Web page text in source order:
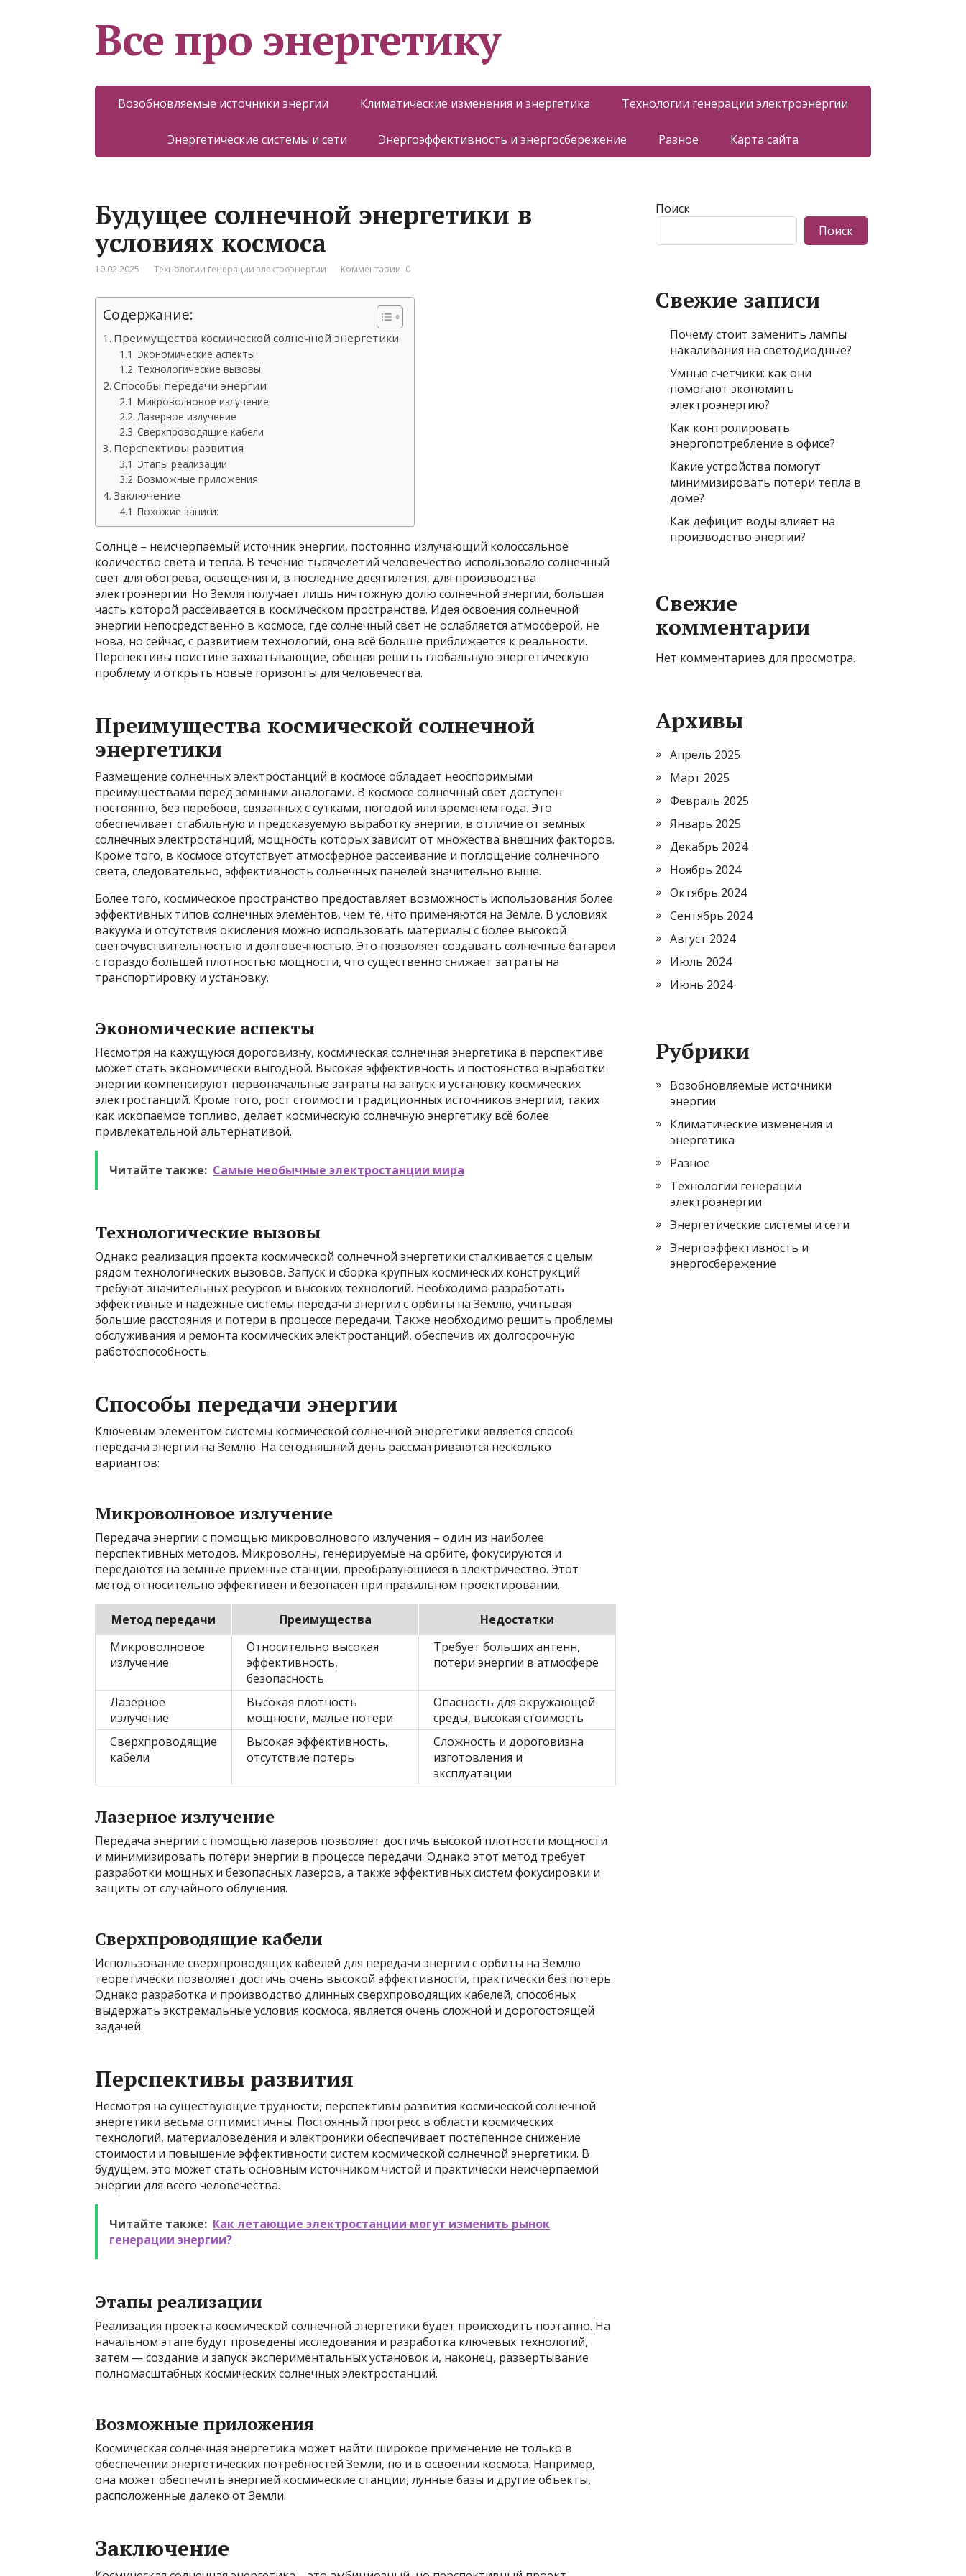
Все про энергетику
Возобновляемые источники энергии Климатические изменения и энергетика Технологии генерации электроэнергии
Энергетические системы и сети Энергоэффективность и энергосбережение Разное Карта сайта
Будущее солнечной энергетики в
условиях космоса
10.02.2025 Технологии генерации электроэнергии Комментарии: 0
Содержание:
Преимущества космической солнечной энергетики
Экономические аспекты
Технологические вызовы
Способы передачи энергии
Микроволновое излучение
Лазерное излучение
Сверхпроводящие кабели
Перспективы развития
Этапы реализации
Возможные приложения
Заключение
Похожие записи:
Солнце – неисчерпаемый источник энергии, постоянно излучающий колоссальное
количество света и тепла. В течение тысячелетий человечество использовало солнечный
свет для обогрева, освещения и, в последние десятилетия, для производства
электроэнергии. Но Земля получает лишь ничтожную долю солнечной энергии, большая
часть которой рассеивается в космическом пространстве. Идея освоения солнечной
энергии непосредственно в космосе, где солнечный свет не ослабляется атмосферой, не
нова, но сейчас, с развитием технологий, она всё больше приближается к реальности.
Перспективы поистине захватывающие, обещая решить глобальную энергетическую
проблему и открыть новые горизонты для человечества.
Преимущества космической солнечной
энергетики
Размещение солнечных электростанций в космосе обладает неоспоримыми
преимуществами перед земными аналогами. В космосе солнечный свет доступен
постоянно, без перебоев, связанных с сутками, погодой или временем года. Это
обеспечивает стабильную и предсказуемую выработку энергии, в отличие от земных
солнечных электростанций, мощность которых зависит от множества внешних факторов.
Кроме того, в космосе отсутствует атмосферное рассеивание и поглощение солнечного
света, следовательно, эффективность солнечных панелей значительно выше.
Более того, космическое пространство предоставляет возможность использования более
эффективных типов солнечных элементов, чем те, что применяются на Земле. В условиях
вакуума и отсутствия окисления можно использовать материалы с более высокой
светочувствительностью и долговечностью. Это позволяет создавать солнечные батареи
с гораздо большей плотностью мощности, что существенно снижает затраты на
транспортировку и установку.
Экономические аспекты
Несмотря на кажущуюся дороговизну, космическая солнечная энергетика в перспективе
может стать экономически выгодной. Высокая эффективность и постоянство выработки
энергии компенсируют первоначальные затраты на запуск и установку космических
электростанций. Кроме того, рост стоимости традиционных источников энергии, таких
как ископаемое топливо, делает космическую солнечную энергетику всё более
привлекательной альтернативой.
Читайте также: Самые необычные электростанции мира
Технологические вызовы
Однако реализация проекта космической солнечной энергетики сталкивается с целым
рядом технологических вызовов. Запуск и сборка крупных космических конструкций
требуют значительных ресурсов и высоких технологий. Необходимо разработать
эффективные и надежные системы передачи энергии с орбиты на Землю, учитывая
большие расстояния и потери в процессе передачи. Также необходимо решить проблемы
обслуживания и ремонта космических электростанций, обеспечив их долгосрочную
работоспособность.
Способы передачи энергии
Ключевым элементом системы космической солнечной энергетики является способ
передачи энергии на Землю. На сегодняшний день рассматриваются несколько
вариантов:
Микроволновое излучение
Передача энергии с помощью микроволнового излучения – один из наиболее
перспективных методов. Микроволны, генерируемые на орбите, фокусируются и
передаются на земные приемные станции, преобразующиеся в электричество. Этот
метод относительно эффективен и безопасен при правильном проектировании.
Метод передачи Преимущества
Недостатки
Микроволновое
излучение
Относительно высокая
эффективность,
безопасность
Требует больших антенн,
потери энергии в атмосфере
Лазерное
излучение
Высокая плотность
мощности, малые потери
Опасность для окружающей
среды, высокая стоимость
Сверхпроводящие
кабели
Высокая эффективность,
отсутствие потерь
Сложность и дороговизна
изготовления и
эксплуатации
Лазерное излучение
Передача энергии с помощью лазеров позволяет достичь высокой плотности мощности
и минимизировать потери энергии в процессе передачи. Однако этот метод требует
разработки мощных и безопасных лазеров, а также эффективных систем фокусировки и
защиты от случайного облучения.
Сверхпроводящие кабели
Использование сверхпроводящих кабелей для передачи энергии с орбиты на Землю
теоретически позволяет достичь очень высокой эффективности, практически без потерь.
Однако разработка и производство длинных сверхпроводящих кабелей, способных
выдержать экстремальные условия космоса, является очень сложной и дорогостоящей
задачей.
Перспективы развития
Несмотря на существующие трудности, перспективы развития космической солнечной
энергетики весьма оптимистичны. Постоянный прогресс в области космических
технологий, материаловедения и электроники обеспечивает постепенное снижение
стоимости и повышение эффективности систем космической солнечной энергетики. В
будущем, это может стать основным источником чистой и практически неисчерпаемой
энергии для всего человечества.
Читайте также: Как летающие электростанции могут изменить рынок
генерации энергии?
Этапы реализации
Реализация проекта космической солнечной энергетики будет происходить поэтапно. На
начальном этапе будут проведены исследования и разработка ключевых технологий,
затем — создание и запуск экспериментальных установок и, наконец, развертывание
полномасштабных космических солнечных электростанций.
Возможные приложения
Космическая солнечная энергетика может найти широкое применение не только в
обеспечении энергетических потребностей Земли, но и в освоении космоса. Например,
она может обеспечить энергией космические станции, лунные базы и другие объекты,
расположенные далеко от Земли.
Заключение
Поиск
Поиск
Свежие записи
Почему стоит заменить лампы
накаливания на светодиодные?
Умные счетчики: как они
помогают экономить
электроэнергию?
Как контролировать
энергопотребление в офисе?
Какие устройства помогут
минимизировать потери тепла в
доме?
Как дефицит воды влияет на
производство энергии?
Свежие
комментарии
Нет комментариев для просмотра.
Архивы
Апрель 2025
Март 2025
Февраль 2025
Январь 2025
Декабрь 2024
Ноябрь 2024
Октябрь 2024
Сентябрь 2024
Август 2024
Июль 2024
Июнь 2024
Рубрики
Возобновляемые источники
энергии
Климатические изменения и
энергетика
Разное
Технологии генерации
электроэнергии
Энергетические системы и сети
Энергоэффективность и
энергосбережение